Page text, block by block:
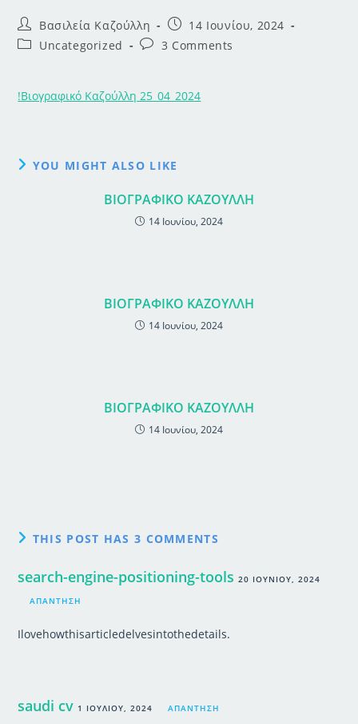
Post
author:
Βασιλεία Καζούλλη
Post
published:
14 Ιουνίου, 2024
PostUncategorized
Post3 Comments
!Βιογραφικό Καζούλλη 25_04_2024
YOU MIGHT ALSO LIKE
ΒΙΟΓΡΑΦΙΚΟ ΚΑΖΟΥΛΛΗ
14 Ιουνίου, 2024
ΒΙΟΓΡΑΦΙΚΟ ΚΑΖΟΥΛΛΗ
14 Ιουνίου, 2024
ΒΙΟΓΡΑΦΙΚΟ ΚΑΖΟΥΛΛΗ
14 Ιουνίου, 2024
THIS POST HAS 3 COMMENTS
search-engine-positioning-tools 20 ΙΟΥΝΊΟΥ, 2024
ΑΠΆΝΤΗΣΗ
Ilovehowthisarticledelvesintothedetails.
saudi cv 1 ΙΟΥΛΊΟΥ, 2024 ΑΠΆΝΤΗΣΗ